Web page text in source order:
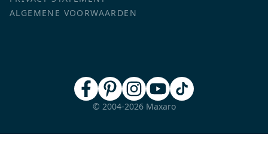
ALGEMENE VOORWAARDEN
© 2004-2026 Maxaro